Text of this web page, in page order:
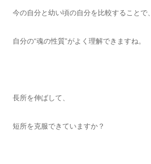
今の自分と幼い頃の自分を比較することで、
自分の“魂の性質”がよく理解できますね。
長所を伸ばして、
短所を克服できていますか？